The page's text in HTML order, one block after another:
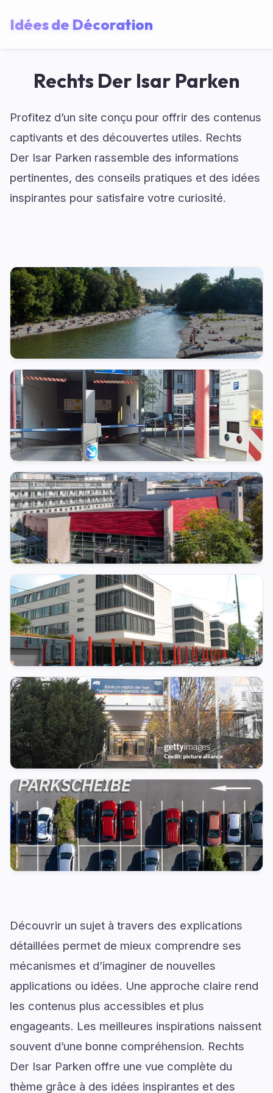
Idées de Décoration
Rechts Der Isar Parken
Profitez d’un site conçu pour offrir des contenus
captivants et des découvertes utiles. Rechts
Der Isar Parken rassemble des informations
pertinentes, des conseils pratiques et des idées
inspirantes pour satisfaire votre curiosité.
Découvrir un sujet à travers des explications
détaillées permet de mieux comprendre ses
mécanismes et d’imaginer de nouvelles
applications ou idées. Une approche claire rend
les contenus plus accessibles et plus
engageants. Les meilleures inspirations naissent
souvent d’une bonne compréhension. Rechts
Der Isar Parken offre une vue complète du
thème grâce à des idées inspirantes et des